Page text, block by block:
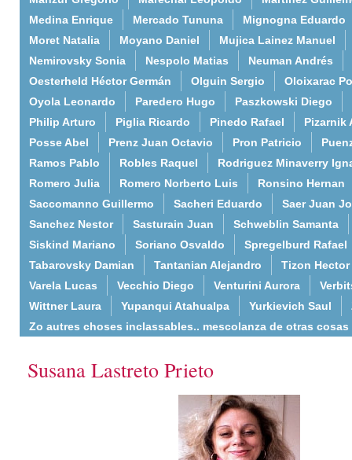
Medina Enrique
Mercado Tununa
Mignogna Eduardo
Moret Natalia
Moyano Daniel
Mujica Lainez Manuel
Nemirovsky Sonia
Nespolo Matias
Neuman Andrés
Oesterheld Héctor Germán
Olguin Sergio
Oloixarac
Oyola Leonardo
Paredero Hugo
Paszkowski Diego
Philip Arturo
Piglia Ricardo Pinedo Rafael
Pizarnik
Posse Abel
Prenz Juan Octavio Pron Patricio
Ramos Pablo
Robles Raquel
Rodriguez Minaverry
Romero Julia
Romero Norberto Luis
Ronsino Hernan
Saccomanno Guillermo
Sacheri Eduardo
Saer Juan
Sanchez Nestor
Sasturain Juan
Schweblin Samanta
Siskind Mariano
Soriano Osvaldo
Spregelburd Rafael
Tabarovsky Damian
Tantanian Alejandro
Tizon Hector
Varela Lucas
Vecchio Diego Venturini Aurora
Wittner Laura
Yupanqui Atahualpa Yurkievich Saul
Zo autres choses inclassables.. mescolanza de otras cosas
Susana Lastreto Prieto